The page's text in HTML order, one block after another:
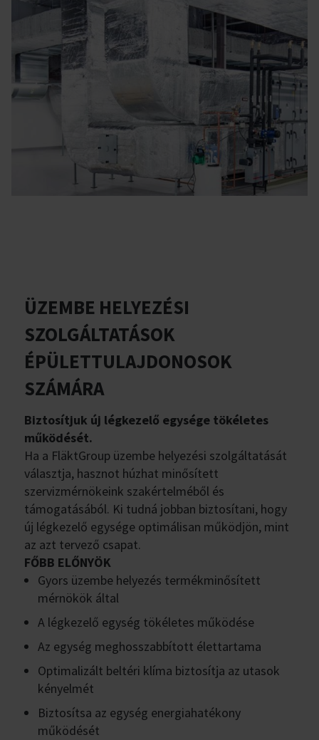
ÜZEMBE HELYEZÉSI
SZOLGÁLTATÁSOK
ÉPÜLETTULAJDONOSOK
SZÁMÁRA
Biztosítjuk új légkezelő egysége tökéletes
működését.
Ha a FläktGroup üzembe helyezési szolgáltatását
választja, hasznot húzhat minősített
szervizmérnökeink szakértelméből és
támogatásából. Ki tudná jobban biztosítani, hogy
új légkezelő egysége optimálisan működjön, mint
az azt tervező csapat.
FŐBB ELŐNYÖK
Gyors üzembe helyezés termékminősített
mérnökök által
A légkezelő egység tökéletes működése
Az egység meghosszabbított élettartama
Optimalizált beltéri klíma biztosítja az utasok
kényelmét
Biztosítsa az egység energiahatékony
működését